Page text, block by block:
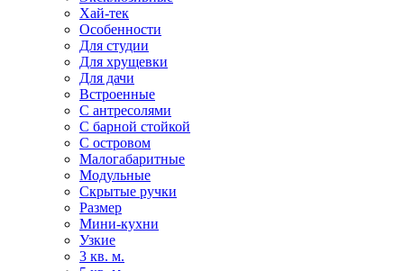
Хай-тек
Особенности
Для студии
Для хрущевки
Для дачи
Встроенные
С антресолями
С барной стойкой
С островом
Малогабаритные
Модульные
Скрытые ручки
Размер
Мини-кухни
Узкие
3 кв. м.